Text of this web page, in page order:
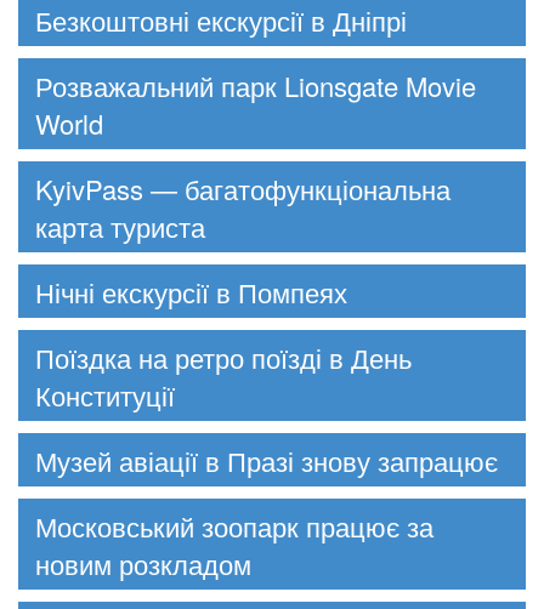
Безкоштовні екскурсії в Дніпрі
Розважальний парк Lionsgate Movie
World
KyivPass — багатофункціональна
карта туриста
Нічні екскурсії в Помпеях
Поїздка на ретро поїзді в День
Конституції
Музей авіації в Празі знову запрацює
Московський зоопарк працює за
новим розкладом